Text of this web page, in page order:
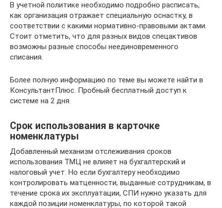
В учетной политике необходимо подробно расписать,
как организация отражает специальную оснастку, в
соответствии с какими нормативно-правовыми актами.
Стоит отметить, что для разных видов спецактивов
возможны разные способы неединовременного
списания.
Более полную информацию по теме вы можете найти в
КонсультантПлюс. Пробный бесплатный доступ к
системе на 2 дня.
Срок использования в карточке
номенклатуры
Добавленный механизм отслеживания сроков
использования ТМЦ не влияет на бухгалтерский и
налоговый учет. Но если бухгалтеру необходимо
контролировать матценности, выданные сотрудникам, в
течение срока их эксплуатации, СПИ нужно указать для
каждой позиции номенклатуры, по которой такой